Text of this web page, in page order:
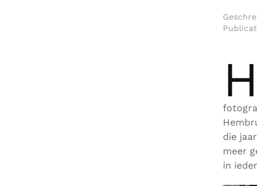
H
die
meer
in